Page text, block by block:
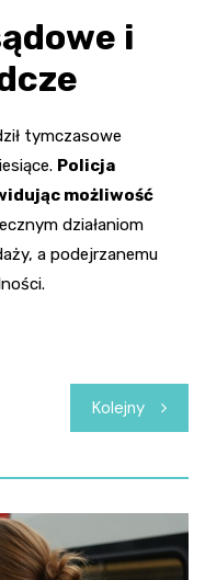
i
tymczasowe
Policja
możliwość
działaniom
a podejrzanemu
Kolejny